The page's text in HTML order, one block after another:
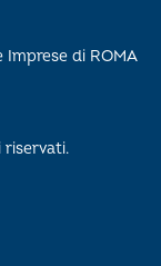
Imprese di ROMA
riservati.